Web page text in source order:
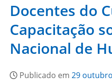
Docentes do
Capacitação
Nacional de
Publicado em 29